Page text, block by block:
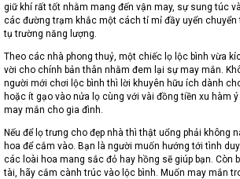
giữ khí rất tốt nhằm mang đến vận may, sự sung túc
các đường trạm khắc một cách tỉ mỉ đầy uyển chuyển
tụ trường năng lượng.
Theo các nhà phong thuỷ, một chiếc lọ lộc bình vừa
vời cho chính bản thân nhằm đem lại sự may mắn.
người mới chơi lộc bình thì lời khuyên hữu ích dành
hoặc ít gạo vào nửa lọ cùng với vài đồng tiền xu hàm
may mắn cho gia đình.
Nếu để lọ trưng cho đẹp nhà thì thật uổng phải không
hoa để cắm vào. Bạn là người muốn hướng tới tình
các loài hoa mang sắc đỏ hay hồng sẽ giúp bạn. Còn
tài, hãy cắm cành trúc vào lộc bình. Muốn may mắn